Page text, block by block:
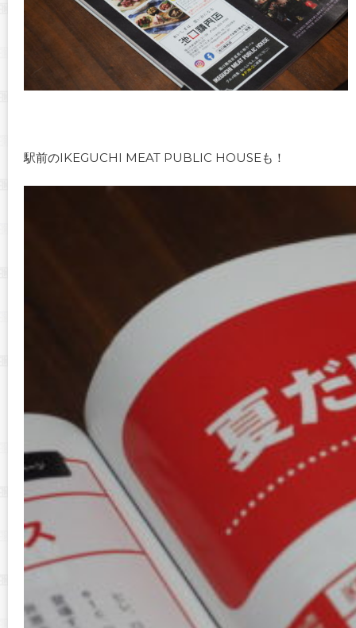
駅前のIKEGUCHI MEAT PUBLIC HOUSEも！